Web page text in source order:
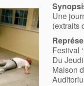
Une
(extraits
Festival
Du
Maison